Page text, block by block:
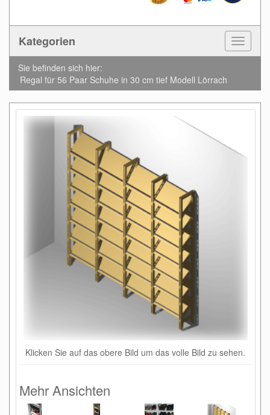
Kategorien
Toggle
Sie befinden sich hier:
Regal für 56 Paar Schuhe in 30 cm tief Modell Lörrach
Klicken Sie auf das obere Bild um das volle Bild zu sehen.
Mehr Ansichten